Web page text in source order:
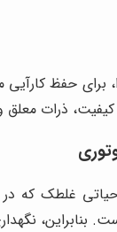
برای حفظ
کیفیت، ذرات
غلطک که در
بنابراین،